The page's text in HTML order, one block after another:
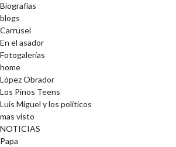
Biografías
blogs
Carrusel
En el asador
Fotogalerías
home
López Obrador
Los Pinos Teens
Luis Miguel y los políticos
mas visto
NOTICIAS
Papa